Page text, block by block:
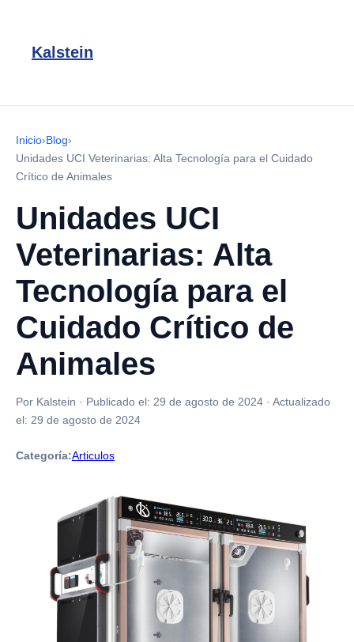
Kalstein
Inicio›Blog›
Unidades UCI Veterinarias: Alta Tecnología para el Cuidado
Crítico de Animales
Unidades UCI
Veterinarias: Alta
Tecnología para el
Cuidado Crítico de
Animales
Por Kalstein · Publicado el: 29 de agosto de 2024 · Actualizado
el: 29 de agosto de 2024
Categoría:Articulos